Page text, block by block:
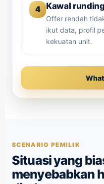
4 Kawal
Offer rendah
ikut data, profil
kekuatan unit.
SCENARIO PEMILIK
Situasi yang
menyebabkan